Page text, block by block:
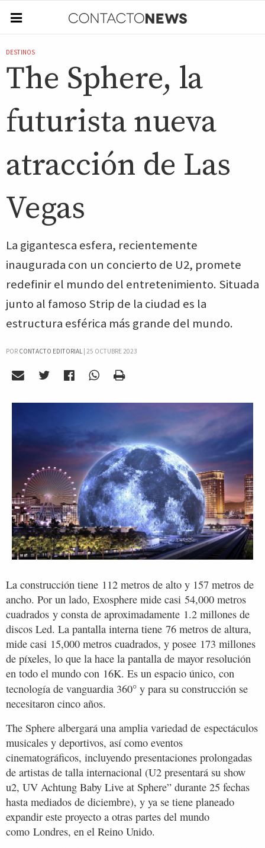
DESTINOS
The Sphere, la
futurista nueva
atracción de Las
Vegas
La gigantesca esfera, recientemente
inaugurada con un concierto de U2, promete
redefinir el mundo del entretenimiento. Situada
junto al famoso Strip de la ciudad es la
estructura esférica más grande del mundo.
POR CONTACTO EDITORIAL| 25 OCTUBRE 2023
La construcción tiene 112 metros de alto y 157 metros de
ancho. Por un lado, Exosphere mide casi 54,000 metros
cuadrados y consta de aproximadamente 1.2 millones de
discos Led. La pantalla interna tiene 76 metros de altura,
mide casi 15,000 metros cuadrados, y posee 173 millones
de píxeles, lo que la hace la pantalla de mayor resolución
en todo el mundo con 16K. Es un espacio único, con
tecnología de vanguardia 360° y para su construcción se
necesitaron cinco años.
The Sphere albergará una amplia variedad de espectáculos
musicales y deportivos, así como eventos
cinematográficos, incluyendo presentaciones prolongadas
de artistas de talla internacional (U2 presentará su show
u2, UV Achtung Baby Live at Sphere” durante 25 fechas
hasta mediados de diciembre), y ya se tiene planeado
expandir este proyecto a otras partes del mundo
como Londres, en el Reino Unido.